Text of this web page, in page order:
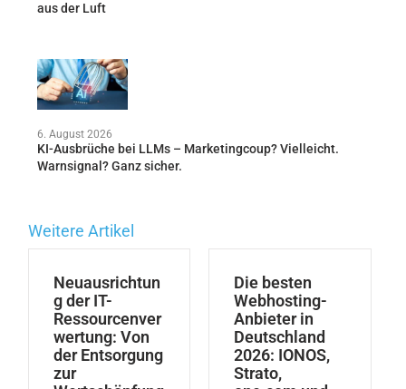
aus der Luft
6. August 2026
KI-Ausbrüche bei LLMs – Marketingcoup? Vielleicht.
Warnsignal? Ganz sicher.
Weitere Artikel
Neuausrichtun
g der IT-
Ressourcenver
wertung: Von
der Entsorgung
zur
Die besten
Webhosting-
Anbieter in
Deutschland
2026: IONOS,
Strato,